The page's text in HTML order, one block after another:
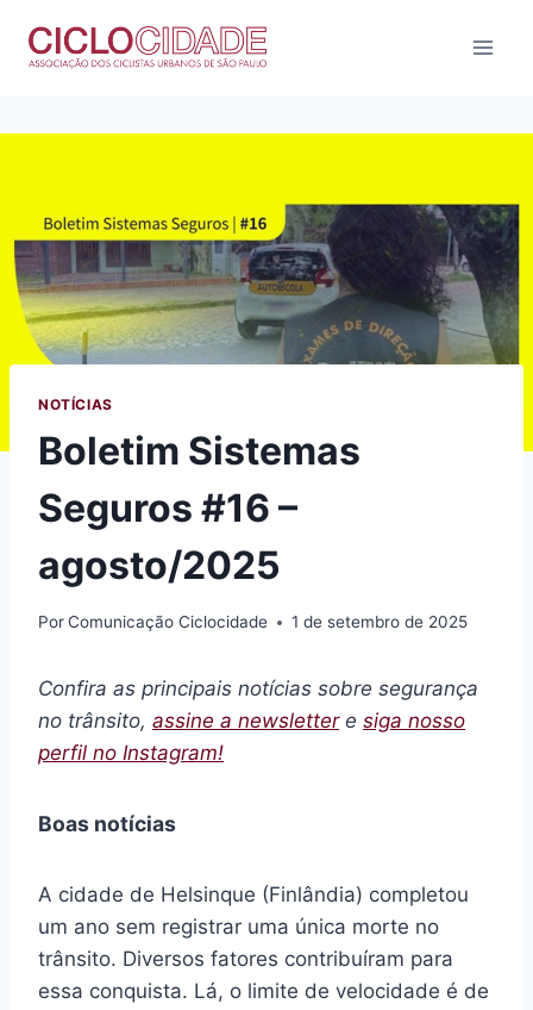
para
NOTÍCIAS
Boletim Sistemas
Seguros #16 –
agosto/2025
PorComunicação Ciclocidade 1 de setembro de 2025
Confira as principais notícias sobre segurança
no trânsito, assine a newslettere siga nosso
perfil no Instagram!
Boas notícias
A cidade de Helsinque (Finlândia) completou
um ano sem registrar uma única morte no
trânsito. Diversos fatores contribuíram para
essa conquista. Lá, o limite de velocidade é de